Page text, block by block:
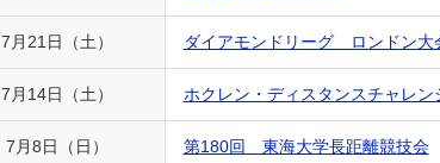
7月21日（土） ダイアモンドリーグ ロンドン大
7月14日（土） ホクレン・ディスタンスチャレ
7月8日（日） 第180回 東海大学長距離競技会